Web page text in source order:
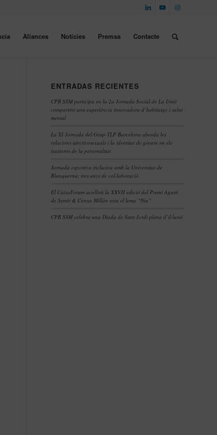
Aliances Notícies Premsa Contacte
ENTRADAS RECIENTES
CPB SSM participa en la 2a Jornada Social de La Unió
compartint una experiència innovadora d’habitatge i salut
mental
La XI Jornada del Grup-TLP Barcelona aborda les
relacions afectivosexuals i la identitat de gènere en els
trastorns de la personalitat
Jornada esportiva inclusiva amb la Universitat de
Blanquerna: tres anys de col·laboració
El CaixaForum acollirà la XXVII edició del Premi Agustí
de Semir & Conxa Millán sota el lema “Niu”
CPB SSM celebra una Diada de Sant Jordi plena d’il·lusió